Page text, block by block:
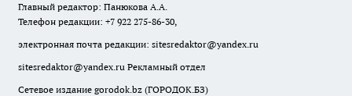
Главный редактор: Панюкова А.А.
Телефон редакции: +7 922 275-86-30,
электронная почта редакции: sitesredaktor@yandex.ru
sitesredaktor@yandex.ru Рекламный отдел
Сетевое издание gorodok.bz (ГОРОДОК.БЗ)